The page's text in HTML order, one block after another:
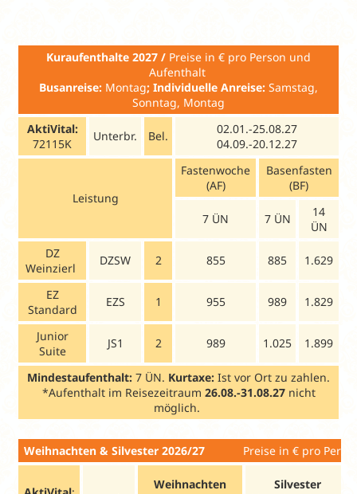
Kuraufenthalte 2027 / Preise in € pro Person und
Aufenthalt
Busanreise: Montag; Individuelle Anreise: Samstag,
Sonntag, Montag
AktiVital:
72115K
Unterbr. Bel.
02.01.-25.08.27
04.09.-20.12.27
Leistung
Fastenwoche
(AF)
Basenfasten
(BF)
7 ÜN 7 ÜN
14
ÜN
DZ
Weinzierl
DZSW 2 855 885 1.629
EZ
Standard
EZS 1 955 989 1.829
Junior
Suite
JS1 2 989 1.025 1.899
Mindestaufenthalt: 7 ÜN. Kurtaxe: Ist vor Ort zu zahlen.
*Aufenthalt im Reisezeitraum 26.08.-31.08.27 nicht
möglich.
Weihnachten & Silvester 2026/27Preise in € pro
Weihnachten
Silvester